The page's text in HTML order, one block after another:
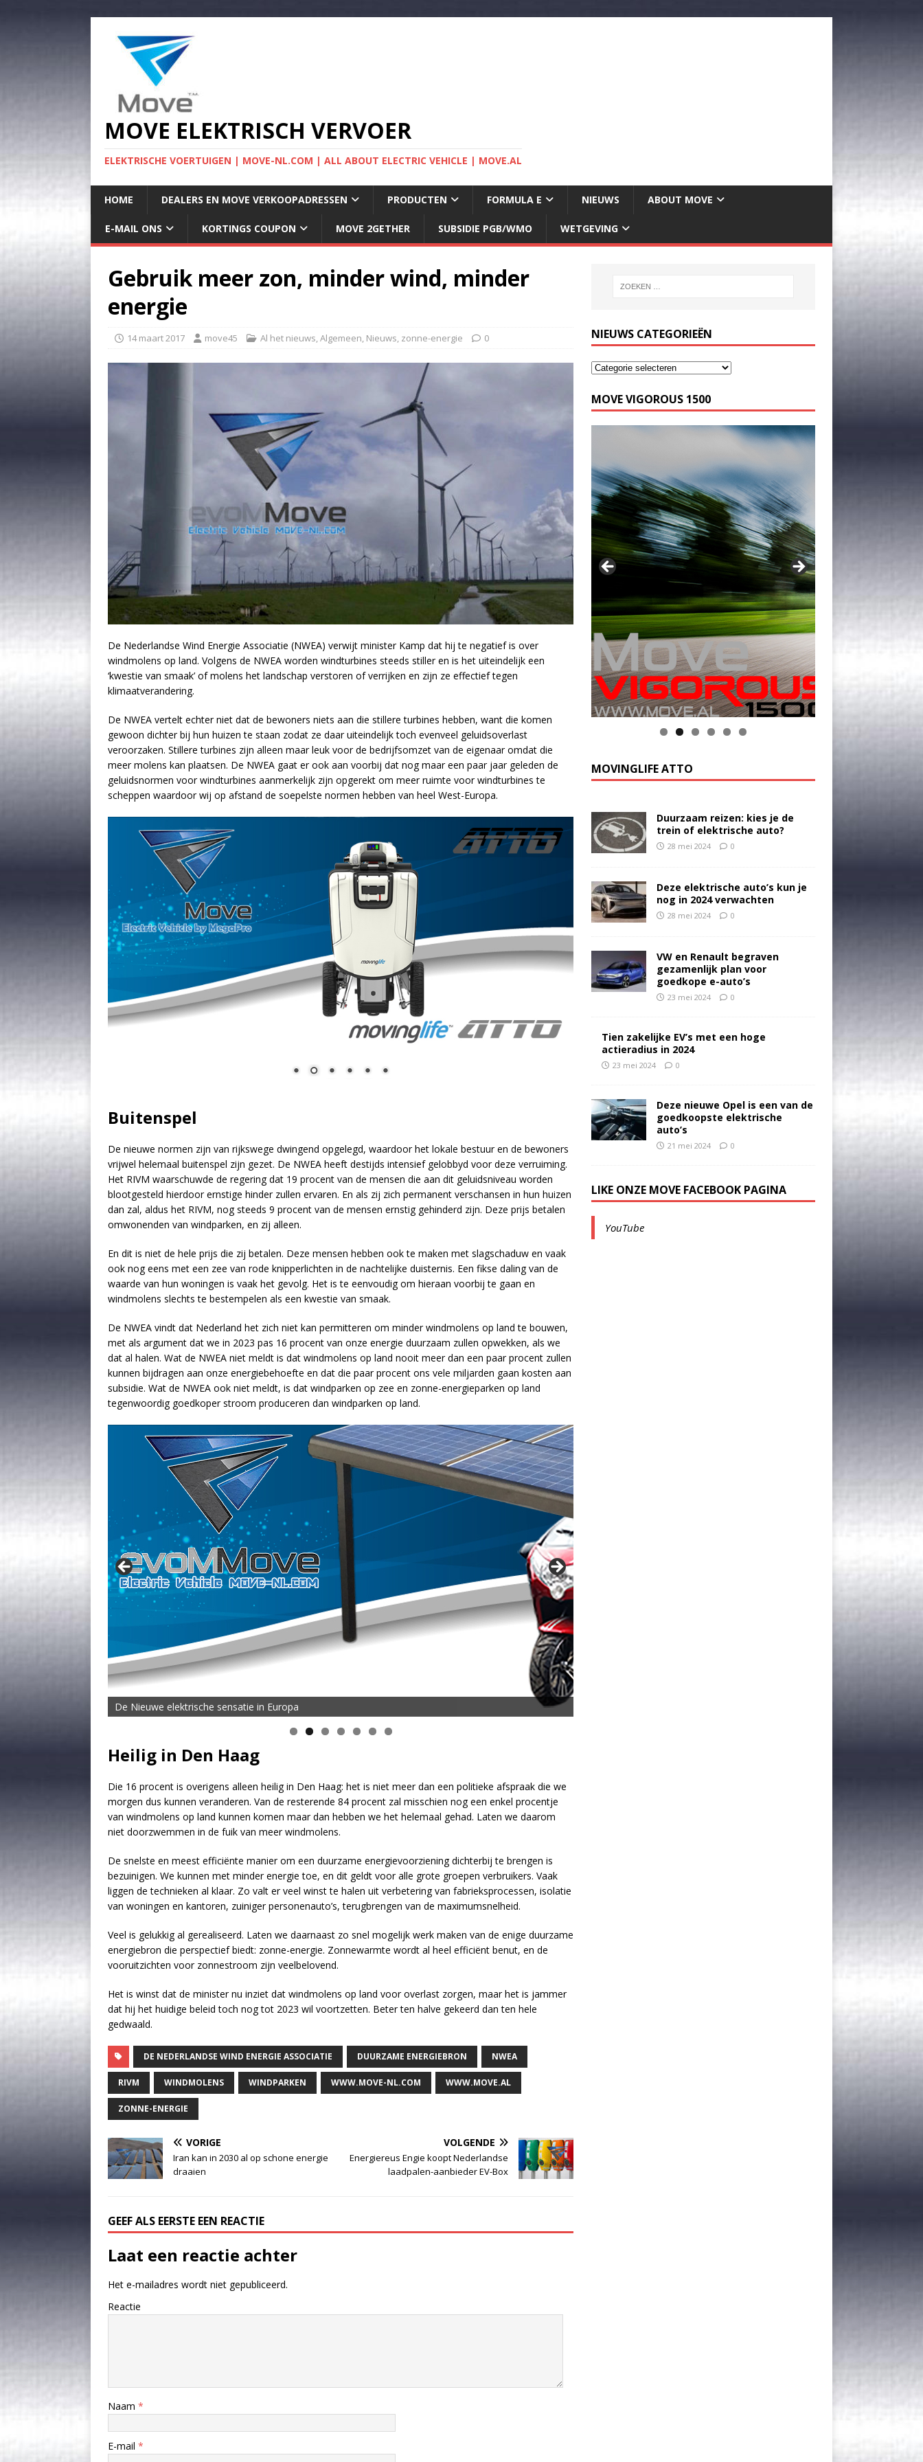
MOVE ELEKTRISCH VERVOER
ELEKTRISCHE VOERTUIGEN | MOVE-NL.COM | ALL ABOUT ELECTRIC VEHICLE | MOVE.AL
HOME DEALERS EN MOVE VERKOOPADRESSEN PRODUCTEN FORMULA E NIEUWS ABOUT MOVE
E-MAIL ONS KORTINGS COUPON MOVE 2GETHER SUBSIDIE PGB/WMO WETGEVING
Gebruik meer zon, minder wind, minder
energie
14 maart 2017 move45 Al het nieuws,Algemeen, Nieuws, zonne-energie 0
De Nederlandse Wind Energie Associatie (NWEA) verwijt minister Kamp dat hij te negatief is over
windmolens op land. Volgens de NWEA worden windturbines steeds stiller en is het uiteindelijk een
‘kwestie van smaak’ of molens het landschap verstoren of verrijken en zijn ze effectief tegen
klimaatverandering.
De NWEA vertelt echter niet dat de bewoners niets aan die stillere turbines hebben, want die komen
gewoon dichter bij hun huizen te staan zodat ze daar uiteindelijk toch evenveel geluidsoverlast
veroorzaken. Stillere turbines zijn alleen maar leuk voor de bedrijfsomzet van de eigenaar omdat die
meer molens kan plaatsen. De NWEA gaat er ook aan voorbij dat nog maar een paar jaar geleden de
geluidsnormen voor windturbines aanmerkelijk zijn opgerekt om meer ruimte voor windturbines te
scheppen waardoor wij op afstand de soepelste normen hebben van heel West-Europa.
Buitenspel
De nieuwe normen zijn van rijkswege dwingend opgelegd, waardoor het lokale bestuur en de bewoners
vrijwel helemaal buitenspel zijn gezet. De NWEA heeft destijds intensief gelobbyd voor deze verruiming.
Het RIVM waarschuwde de regering dat 19 procent van de mensen die aan dit geluidsniveau worden
blootgesteld hierdoor ernstige hinder zullen ervaren. En als zij zich permanent verschansen in hun huizen
dan zal, aldus het RIVM, nog steeds 9 procent van de mensen ernstig gehinderd zijn. Deze prijs betalen
omwonenden van windparken, en zij alleen.
En dit is niet de hele prijs die zij betalen. Deze mensen hebben ook te maken met slagschaduw en vaak
ook nog eens met een zee van rode knipperlichten in de nachtelijke duisternis. Een fikse daling van de
waarde van hun woningen is vaak het gevolg. Het is te eenvoudig om hieraan voorbij te gaan en
windmolens slechts te bestempelen als een kwestie van smaak.
De NWEA vindt dat Nederland het zich niet kan permitteren om minder windmolens op land te bouwen,
met als argument dat we in 2023 pas 16 procent van onze energie duurzaam zullen opwekken, als we
dat al halen. Wat de NWEA niet meldt is dat windmolens op land nooit meer dan een paar procent zullen
kunnen bijdragen aan onze energiebehoefte en dat die paar procent ons vele miljarden gaan kosten aan
subsidie. Wat de NWEA ook niet meldt, is dat windparken op zee en zonne-energieparken op land
tegenwoordig goedkoper stroom produceren dan windparken op land.
De Nieuwe elektrische sensatie in Europa
De MOVE Vigorous 1500 Highline | 45 km Topsnelheid en 50 km Actieradius
Heilig in Den Haag
Die 16 procent is overigens alleen heilig in Den Haag: het is niet meer dan een politieke afspraak die we
morgen dus kunnen veranderen. Van de resterende 84 procent zal misschien nog een enkel procentje
van windmolens op land kunnen komen maar dan hebben we het helemaal gehad. Laten we daarom
niet doorzwemmen in de fuik van meer windmolens.
De snelste en meest efficiënte manier om een duurzame energievoorziening dichterbij te brengen is
bezuinigen. We kunnen met minder energie toe, en dit geldt voor alle grote groepen verbruikers. Vaak
liggen de technieken al klaar. Zo valt er veel winst te halen uit verbetering van fabrieksprocessen, isolatie
van woningen en kantoren, zuiniger personenauto’s, terugbrengen van de maximumsnelheid.
Veel is gelukkig al gerealiseerd. Laten we daarnaast zo snel mogelijk werk maken van de enige duurzame
energiebron die perspectief biedt: zonne-energie. Zonnewarmte wordt al heel efficiënt benut, en de
vooruitzichten voor zonnestroom zijn veelbelovend.
Het is winst dat de minister nu inziet dat windmolens op land voor overlast zorgen, maar het is jammer
dat hij het huidige beleid toch nog tot 2023 wil voortzetten. Beter ten halve gekeerd dan ten hele
gedwaald.
DE NEDERLANDSE WIND ENERGIE ASSOCIATIE DUURZAME ENERGIEBRON NWEA
RIVM WINDMOLENS WINDPARKEN WWW.MOVE-NL.COM WWW.MOVE.AL
ZONNE-ENERGIE
VORIGE
Iran kan in 2030 al op schone energie
draaien
VOLGENDE
Energiereus Engie koopt Nederlandse
laadpalen-aanbieder EV-Box
GEEF ALS EERSTE EEN REACTIE
Laat een reactie achter
Het e-mailadres wordt niet gepubliceerd.
Reactie
Naam *
E-mail *
NIEUWS CATEGORIEËN
MOVE VIGOROUS 1500
Klik op de foto voor meer informatie
MOVINGLIFE ATTO
Duurzaam reizen: kies je de
trein of elektrische auto?
28 mei 2024 0
Deze elektrische auto’s kun je
nog in 2024 verwachten
28 mei 2024 0
VW en Renault begraven
gezamenlijk plan voor
goedkope e-auto’s
23 mei 2024 0
Tien zakelijke EV’s met een hoge
actieradius in 2024
23 mei 2024 0
Deze nieuwe Opel is een van de
goedkoopste elektrische
auto’s
21 mei 2024 0
LIKE ONZE MOVE FACEBOOK PAGINA
YouTube